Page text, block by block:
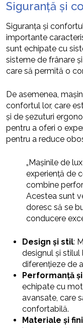
Siguranță și
Siguranța și
importante
sunt echipate cu
sisteme de frânare
care să permită o
De asemenea,
confortul lor, care
și de șezuturi
pentru a oferi o
pentru a reduce
„Mașinile de
experiență de
combine
Acestea sunt
doresc să se
conducere
Design și stil:
designul și stilul
diferențieze de
Performanță
echipate cu
avansate, care
confortabilă.
Materiale și